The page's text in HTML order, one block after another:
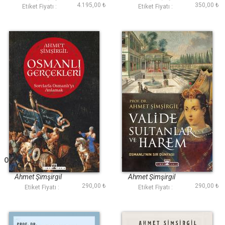
Etiket Fiyatı : 4.195,00 ₺ Etiket Fiyatı : 350,00 ₺
Osmanlı Gerçekleri 1
Ahmet Şimşirgil
Etiket Fiyatı : 290,00 ₺
Valide Sultanlar ve
Harem
Ahmet Şimşirgil
Etiket Fiyatı : 290,00 ₺